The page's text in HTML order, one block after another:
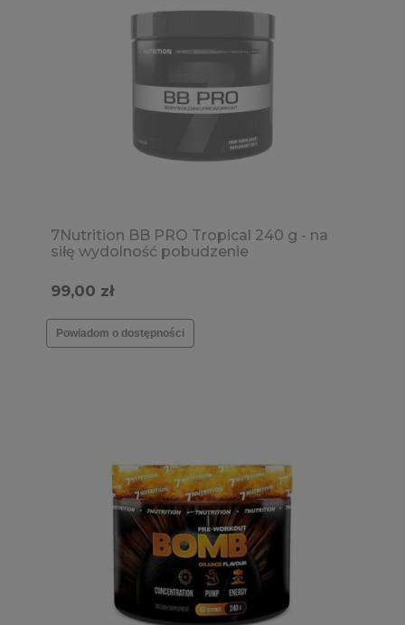
7Nutrition BB PRO Tropical 240 g - na
siłę wydolność pobudzenie
99,00 zł
Powiadom o dostępności